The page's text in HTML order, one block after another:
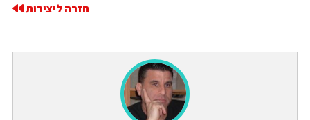
חזרה ליצירות